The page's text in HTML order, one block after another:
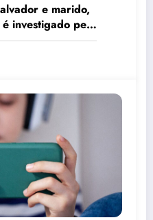
e marido,
investigado pelo